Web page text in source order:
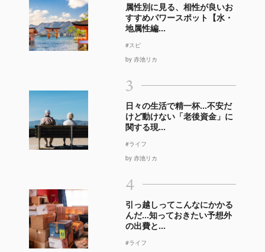
属性別に見る、相性が良いお
すすめパワースポット【水・
地属性編...
#スピ
by 赤池リカ
3
日々の生活で精一杯…不安だ
けど動けない「老後資金」に
関する現...
#ライフ
by 赤池リカ
4
引っ越しってこんなにかかる
んだ…知っておきたい予想外
の出費と...
#ライフ